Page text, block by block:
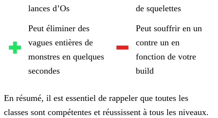
lances d’Os
de squelettes
Peut éliminer des
vagues entières de
monstres en quelques
secondes
Peut souffrir en un
contre un en
fonction de votre
build
En résumé, il est essentiel de rappeler que toutes les
classes sont compétentes et réussissent à tous les niveaux.